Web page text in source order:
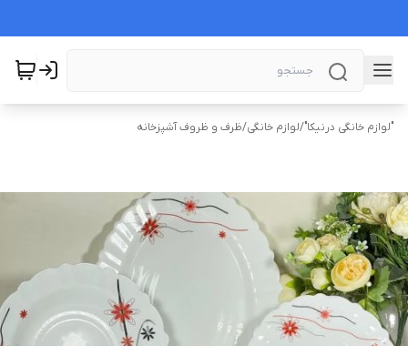
"لوازم خانگی درنیکا"/لوازم خانگی/ظرف و ظروف آشپزخانه